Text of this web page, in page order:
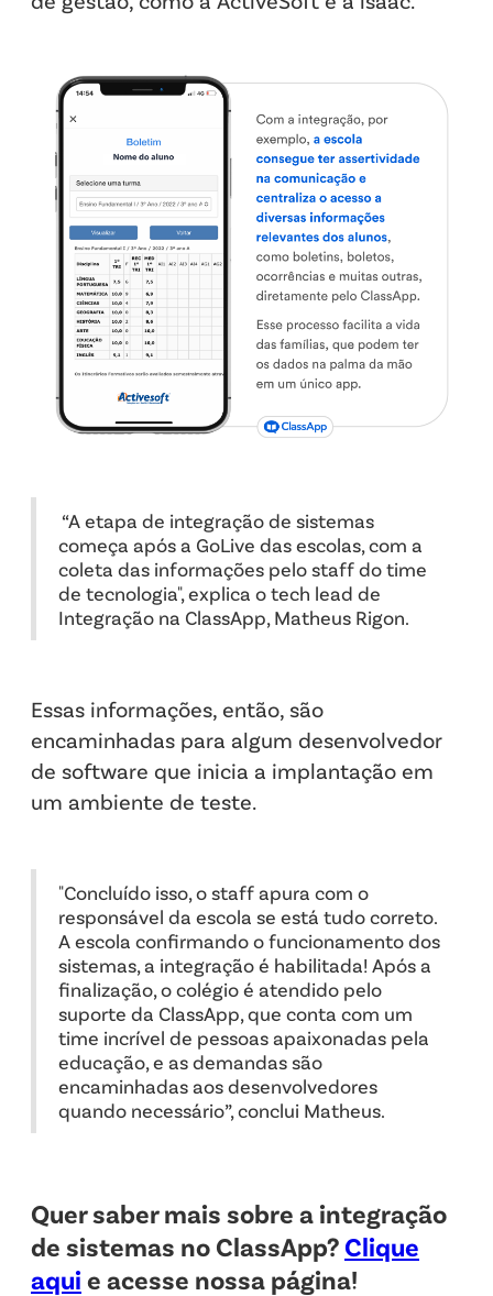
“A etapa de integração de sistemas
começa após a GoLive das escolas, com a
coleta das informações pelo staff do time
de tecnologia", explica o tech lead de
Integração na ClassApp, Matheus Rigon.
Essas informações, então, são
encaminhadas para algum desenvolvedor
de software que inicia a implantação em
um ambiente de teste.
"Concluído isso, o staff apura com o
responsável da escola se está tudo correto.
A escola confirmando o funcionamento dos
sistemas, a integração é habilitada! Após a
finalização, o colégio é atendido pelo
suporte da ClassApp, que conta com um
time incrível de pessoas apaixonadas pela
educação, e as demandas são
encaminhadas aos desenvolvedores
quando necessário”, conclui Matheus.
Quer saber mais sobre a integração
de sistemas no ClassApp? Clique
aqui e acesse nossa página!